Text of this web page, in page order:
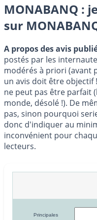
MONABANQ :
sur
A propos des avis
postés par les
modérés à priori (avant
un avis doit être objectif
ne peut pas être parfait
monde, désolé !). De
pas, sinon pourquoi
donc d'indiquer au
inconvénient pour
lecteurs.
Principales